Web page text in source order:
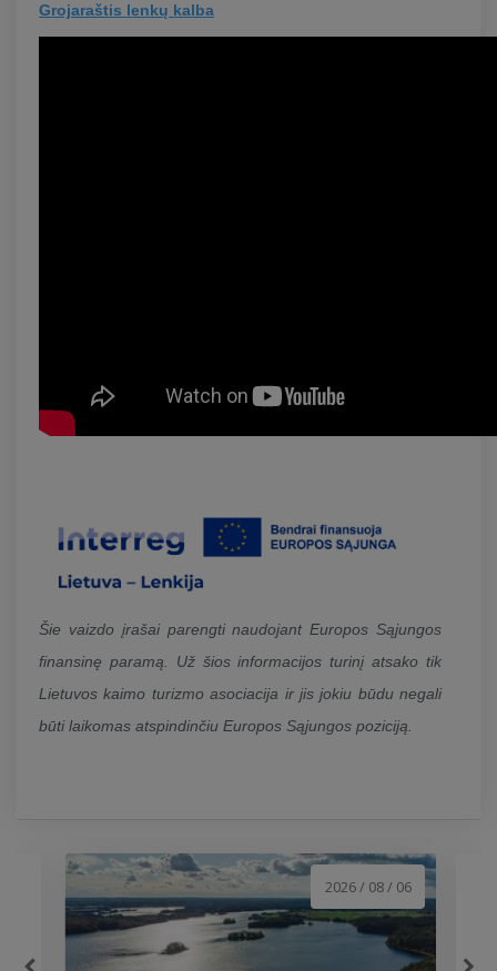
Grojaraštis lenkų kalba
Šie vaizdo įrašai parengti naudojant Europos Sąjungos
finansinę paramą. Už šios informacijos turinį atsako tik
Lietuvos kaimo turizmo asociacija ir jis jokiu būdu negali
būti laikomas atspindinčiu Europos Sąjungos poziciją.
2026 / 08 / 06